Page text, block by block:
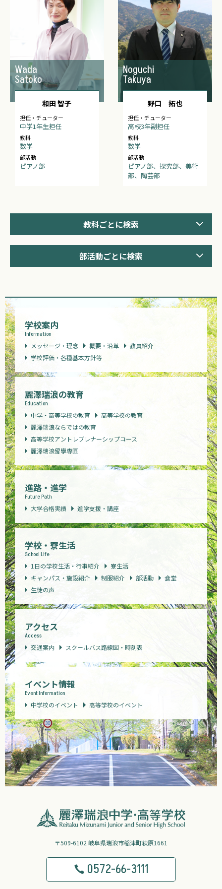
Wada
Satoko
和田 智子
担任・チューター
中学1年生担任
教科
数学
部活動
ピアノ部
Noguchi
Takuya
野口 拓也
担任・チューター
高校3年副担任
教科
数学
部活動
ピアノ部、探究部、美術
部、陶芸部
教科ごとに検索
部活動ごとに検索
学校案内
Information
メッセージ・理念
概要・沿革
教員紹介
学校評価・各種基本方針等
麗澤瑞浪の教育
Education
中学・高等学校の教育
高等学校の教育
麗澤瑞浪ならではの教育
高等学校アントレプレナーシップコース
麗澤瑞浪留學専區
進路・進学
Future Path
大学合格実績
進学支援・講座
学校・寮生活
School Life
1日の学校生活・行事紹介
寮生活
キャンパス・施設紹介
制服紹介 部活動
食堂
生徒の声
アクセス
Access
交通案内
スクールバス路線図・時刻表
イベント情報
Event Information
中学校のイベント
高等学校のイベント
〒509-6102 岐阜県瑞浪市稲津町萩原1661
0572-66-3111